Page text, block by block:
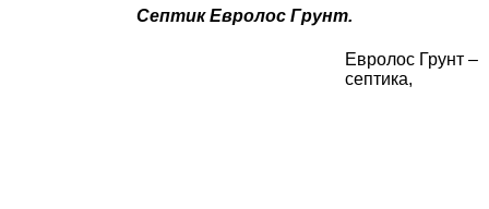
Септик Евролос Грунт.
Евролос Грунт –
септика,